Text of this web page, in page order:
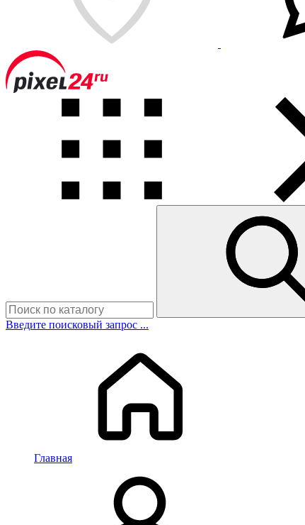
Введите поисковый запрос ...
Главная